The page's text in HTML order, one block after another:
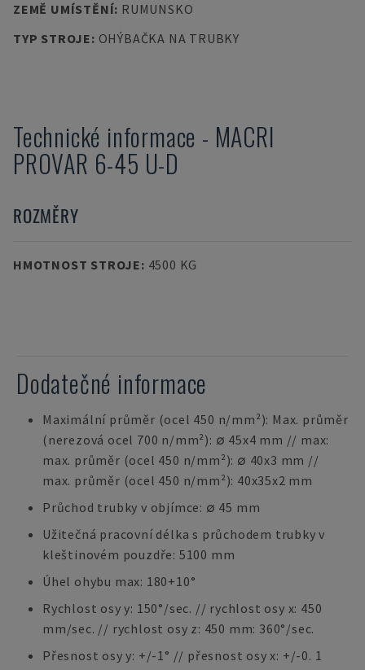
ZEMĚ UMÍSTĚNÍ: RUMUNSKO
TYP STROJE: OHÝBAČKA NA TRUBKY
Technické informace - MACRI
PROVAR 6-45 U-D
ROZMĚRY
HMOTNOST STROJE: 4500 KG
Dodatečné informace
Maximální průměr (ocel 450 n/mm²): Max. průměr
(nerezová ocel 700 n/mm²): ∅ 45x4 mm // max:
max. průměr (ocel 450 n/mm²): ∅ 40x3 mm //
max. průměr (ocel 450 n/mm²): 40x35x2 mm
Průchod trubky v objímce: ∅ 45 mm
Užitečná pracovní délka s průchodem trubky v
kleštinovém pouzdře: 5100 mm
Úhel ohybu max: 180+10°
Rychlost osy y: 150°/sec. // rychlost osy x: 450
mm/sec. // rychlost osy z: 450 mm: 360°/sec.
Přesnost osy y: +/-1° // přesnost osy x: +/-0. 1